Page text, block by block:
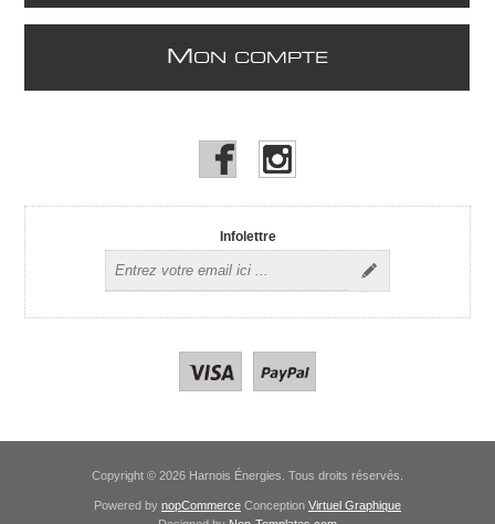
M ON COMPTE
Infolettre
Copyright © 2026 Harnois Énergies. Tous droits réservés.
Powered by nopCommerce Conception Virtuel Graphique